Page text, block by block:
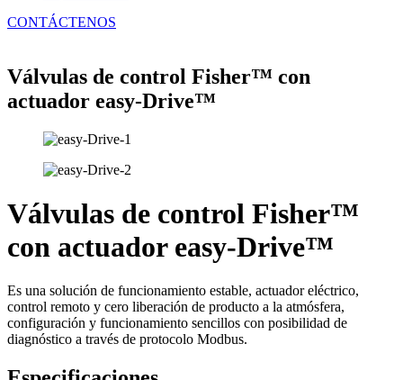
CONTÁCTENOS
Válvulas de control Fisher™ con
actuador easy-Drive™
Válvulas de control Fisher™
con actuador easy-Drive™
Es una solución de funcionamiento estable, actuador eléctrico,
control remoto y cero liberación de producto a la atmósfera,
configuración y funcionamiento sencillos con posibilidad de
diagnóstico a través de protocolo Modbus.